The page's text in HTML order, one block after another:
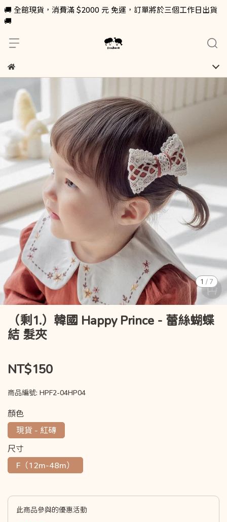
🚚 全館現貨，消費滿 $2000 元 免運，訂單將於三個工作日出貨
🚚
1 / 7
（剩1.）韓國 Happy Prince - 蕾絲蝴蝶
結 髮夾
NT$150
商品編號: HPF2-04HP04
顏色
現貨 - 紅磚
尺寸
F（12m-48m）
此商品參與的優惠活動